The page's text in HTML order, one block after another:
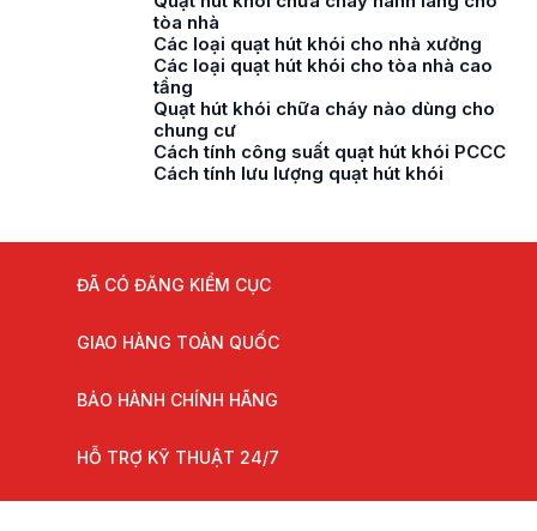
tòa nhà
Các loại quạt hút khói cho nhà xưởng
Các loại quạt hút khói cho tòa nhà cao
tầng
Quạt hút khói chữa cháy nào dùng cho
chung cư
Cách tính công suất quạt hút khói PCCC
Cách tính lưu lượng quạt hút khói
ĐÃ CÓ ĐĂNG KIỂM CỤC
GIAO HÀNG TOÀN QUỐC
BẢO HÀNH CHÍNH HÃNG
HỖ TRỢ KỸ THUẬT 24/7